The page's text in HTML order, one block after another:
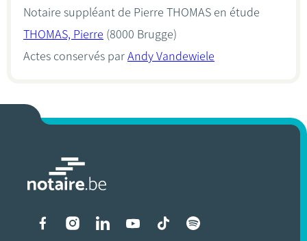
Notaire suppléant de Pierre THOMAS en étude
THOMAS, Pierre (8000 Brugge)
Actes conservés parAndy Vandewiele
Liens vers les réseaux